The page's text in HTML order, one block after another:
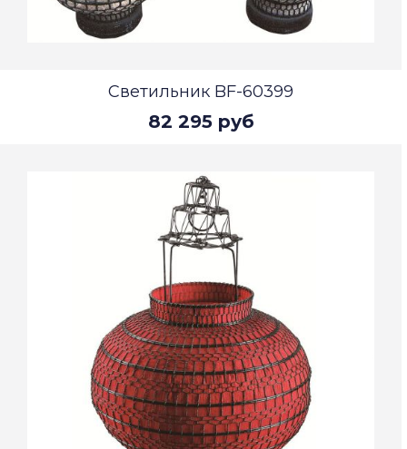
Светильник BF-60399
82 295 руб